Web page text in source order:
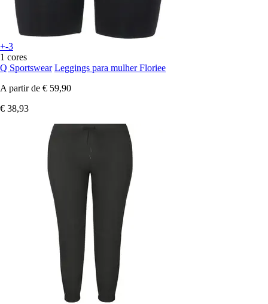
+-3
1 cores
Q Sportswear Leggings para mulher Floriee
A partir de € 59,90
€ 38,93